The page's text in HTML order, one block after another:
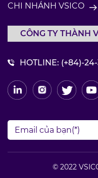
CHI NHÁNH VSICO
CÔNG TY THÀNH
HOTLINE: (+84)-
© 2022